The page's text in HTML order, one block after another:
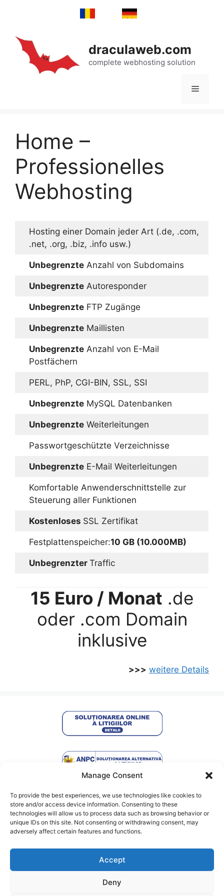
Manage Consent
To provide the best experiences, we use technologies like cookies to
store and/or access device information. Consenting to these
technologies will allow us to process data such as browsing behavior or
unique IDs on this site. Not consenting or withdrawing consent, may
adversely affect certain features and functions.
Accept
Deny
draculaweb.com
complete webhosting solution
Meniu
Home –
Professionelles
Webhosting
Hosting einer Domain jeder Art (.de, .com,
.net, .org, .biz, .info usw.)
UnbegrenzteAnzahl von Subdomains
UnbegrenzteAutoresponder
UnbegrenzteFTP Zugänge
UnbegrenzteMaillisten
UnbegrenzteAnzahl von E-Mail
Postfächern
PERL, PhP, CGI-BIN, SSL, SSI
UnbegrenzteMySQL Datenbanken
UnbegrenzteWeiterleitungen
Passwortgeschützte Verzeichnisse
UnbegrenzteE-Mail Weiterleitungen
Komfortable Anwenderschnittstelle zur
Steuerung aller Funktionen
Kostenloses SSL Zertifikat
Festplattenspeicher:10 GB (10.000MB)
Unbegrenzter Traffic
15 Euro / Monat .de
oder .com Domain
inklusive
>>> weitere Details
Termeni de utilizare
Politica de confidențialitate
Despre cookie-uri
ANPC